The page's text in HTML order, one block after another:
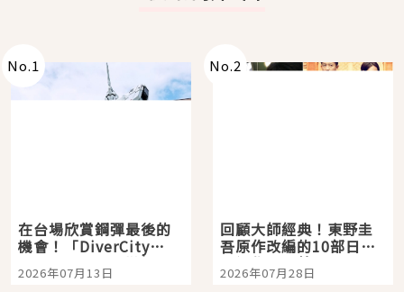
No.1
在台場欣賞鋼彈最後的
機會！「DiverCity
Tokyo Plaza」搭船、
購物、美食及夜景，一
2026年07月13日
No.2
回顧大師經典！東野圭
吾原作改編的10部日本
影視作品推薦
2026年07月28日